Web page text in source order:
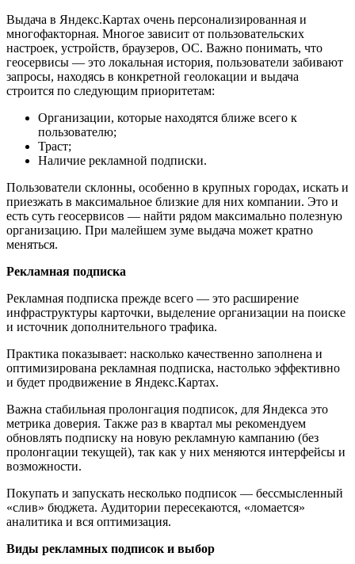
Выдача в Яндекс.Картах очень персонализированная и
многофакторная. Многое зависит от пользовательских
настроек, устройств, браузеров, ОС. Важно понимать, что
геосервисы — это локальная история, пользователи забивают
запросы, находясь в конкретной геолокации и выдача
строится по следующим приоритетам:
Организации, которые находятся ближе всего к
пользователю;
Траст;
Наличие рекламной подписки.
Пользователи склонны, особенно в крупных городах, искать и
приезжать в максимальное близкие для них компании. Это и
есть суть геосервисов — найти рядом максимально полезную
организацию. При малейшем зуме выдача может кратно
меняться.
Рекламная подписка
Рекламная подписка прежде всего — это расширение
инфраструктуры карточки, выделение организации на поиске
и источник дополнительного трафика.
Практика показывает: насколько качественно заполнена и
оптимизирована рекламная подписка, настолько эффективно
и будет продвижение в Яндекс.Картах.
Важна стабильная пролонгация подписок, для Яндекса это
метрика доверия. Также раз в квартал мы рекомендуем
обновлять подписку на новую рекламную кампанию (без
пролонгации текущей), так как у них меняются интерфейсы и
возможности.
Покупать и запускать несколько подписок — бессмысленный
«слив» бюджета. Аудитории пересекаются, «ломается»
аналитика и вся оптимизация.
Виды рекламных подписок и выбор